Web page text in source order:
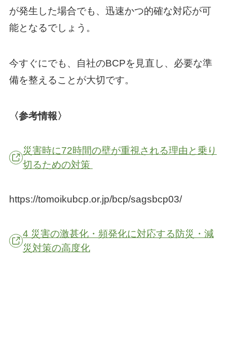
が発生した場合でも、迅速かつ的確な対応が可
能となるでしょう。
今すぐにでも、自社のBCPを見直し、必要な準
備を整えることが大切です。
〈参考情報〉
災害時に72時間の壁が重視される理由と乗り
切るための対策
https://tomoikubcp.or.jp/bcp/sagsbcp03/
4 災害の激甚化・頻発化に対応する防災・減
災対策の高度化